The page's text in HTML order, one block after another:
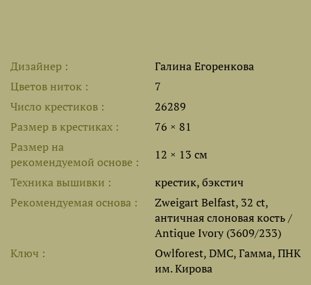
Дизайнер
Галина Егоренкова
Цветов ниток
7
Число крестиков
26289
Размер в крестиках
76 × 81
Размер на
рекомендуемой основе
12 × 13 см
Техника вышивки
крестик, бэкстич
Рекомендуемая основа
Zweigart Belfast, 32 ct,
античная слоновая кость /
Antique Ivory (3609/233)
Ключ
Owlforest, DMC, Гамма, ПНК
им. Кирова